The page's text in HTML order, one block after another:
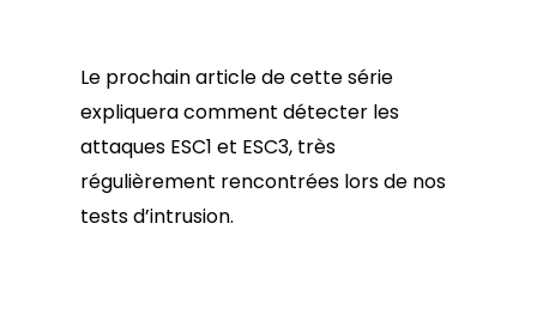
Le prochain article de cette série
expliquera comment détecter les
attaques ESC1 et ESC3, très
régulièrement rencontrées lors de nos
tests d’intrusion.